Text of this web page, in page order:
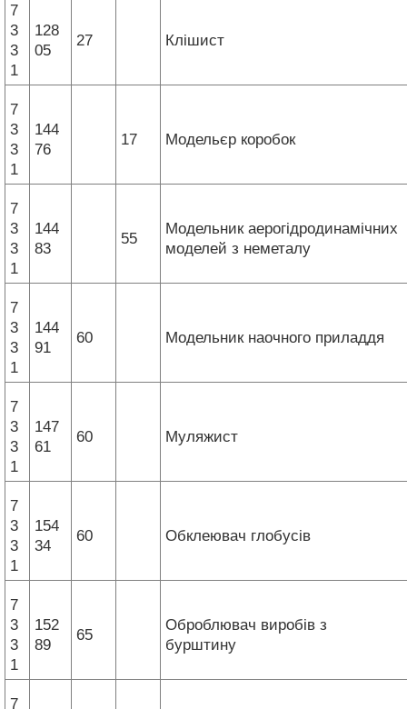
7
3
3
1
128
05
27 Клішист
7
3
3
1
144
76
17 Модельєр коробок
7
3
3
1
144
83
55
Модельник аерогідродинамічних
моделей з неметалу
7
3
3
1
144
91
60 Модельник наочного приладдя
7
3
3
1
147
61
60 Муляжист
7
3
3
1
154
34
60 Обклеювач глобусів
7
3
3
1
152
89
65
Оброблювач виробів з
бурштину
7